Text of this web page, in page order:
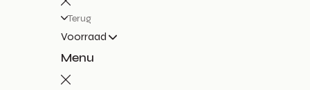
Terug
Voorraad
Menu